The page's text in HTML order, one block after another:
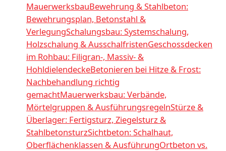
MauerwerksbauBewehrung & Stahlbeton:
Bewehrungsplan, Betonstahl &
VerlegungSchalungsbau: Systemschalung,
Holzschalung & AusschalfristenGeschossdecken
im Rohbau: Filigran-, Massiv- &
HohldielendeckeBetonieren bei Hitze & Frost:
Nachbehandlung richtig
gemachtMauerwerksbau: Verbände,
Mörtelgruppen & AusführungsregelnStürze &
Überlager: Fertigsturz, Ziegelsturz &
StahlbetonsturzSichtbeton: Schalhaut,
Oberflächenklassen & AusführungOrtbeton vs.